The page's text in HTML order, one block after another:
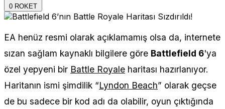
0 ROKET
EA henüz resmi olarak açıklamamış olsa da, internete
sızan sağlam kaynaklı bilgilere göre Battlefield 6'ya
özel yepyeni bir Battle Royale haritası hazırlanıyor.
Haritanın ismi şimdilik “Lyndon Beach” olarak geçse
de bu sadece bir kod adı da olabilir, oyun çıktığında